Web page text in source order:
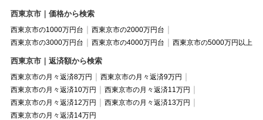
西東京市｜価格から検索
西東京市の1000万円台
西東京市の2000万円台
西東京市の3000万円台
西東京市の4000万円台 西東京市の5000万円以上
西東京市｜返済額から検索
西東京市の月々返済8万円
西東京市の月々返済9万円
西東京市の月々返済10万円
西東京市の月々返済11万円
西東京市の月々返済12万円
西東京市の月々返済13万円
西東京市の月々返済14万円